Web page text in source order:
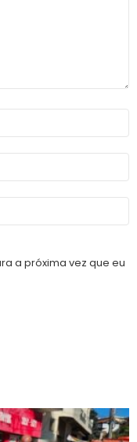
a próxima vez que eu